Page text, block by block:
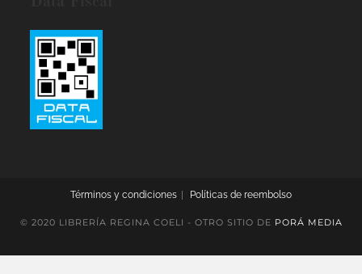
Términos y condiciones Políticas de reembolso
© 2020 LIBRERÍA REGINA COELI - OTRO SITIO DE PORÁ MEDIA